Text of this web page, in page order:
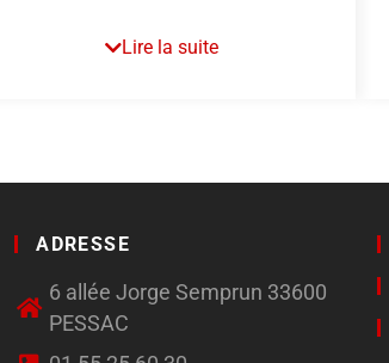
extractions. Cette offre
offre une très grande souplesse et
réactivité.
Lire la suite
ADRESSE
6 allée Jorge Semprun 33600
PESSAC